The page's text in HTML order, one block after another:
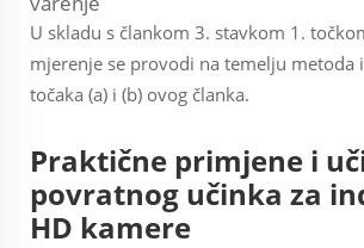
U skladu s člankom 3. stavkom 1.
mjerenje se provodi na temelju metoda
točaka (a) i (b) ovog članka.
Praktične primjene i
povratnog učinka za
HD kamere